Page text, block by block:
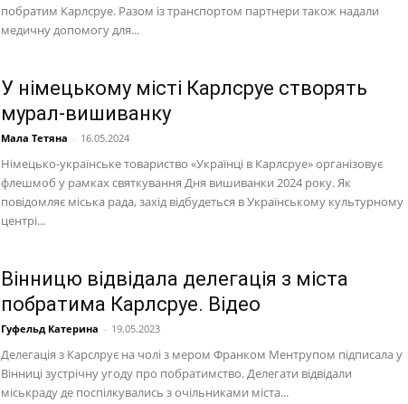
побратим Карлсруе. Разом із транспортом партнери також надали
медичну допомогу для...
У німецькому місті Карлсруе створять
мурал-вишиванку
Мала Тетяна - 16.05.2024
Німецько-українське товариство «Українці в Карлсруе» організовує
флешмоб у рамках святкування Дня вишиванки 2024 року. Як
повідомляє міська рада, захід відбудеться в Українському культурному
центрі...
Вінницю відвідала делегація з міста
побратима Карлсруе. Відео
Гуфельд Катерина - 19.05.2023
Делегація з Карслрує на чолі з мером Франком Ментрупом підписала у
Вінниці зустрічну угоду про побратимство. Делегати відвідали
міськраду де поспілкувались з очільниками міста...